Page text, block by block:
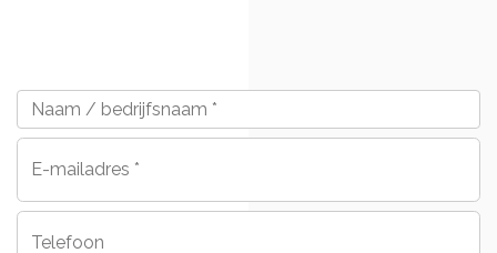
Naam
/
bedrijfsnaam *
mailadres *